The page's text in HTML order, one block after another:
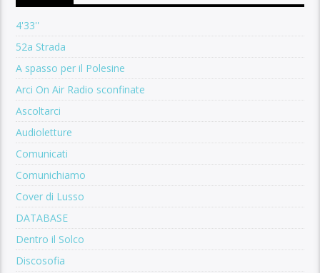
4'33''
52a Strada
A spasso per il Polesine
Arci On Air Radio sconfinate
Ascoltarci
Audioletture
Comunicati
Comunichiamo
Cover di Lusso
DATABASE
Dentro il Solco
Discosofia